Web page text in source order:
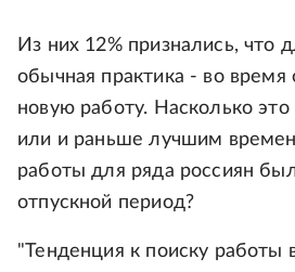
Из них 12% признались, что
обычная практика - во время
новую работу. Насколько
или и раньше лучшим
работы для ряда россиян
отпускной период?
"Тенденция к поиску работы